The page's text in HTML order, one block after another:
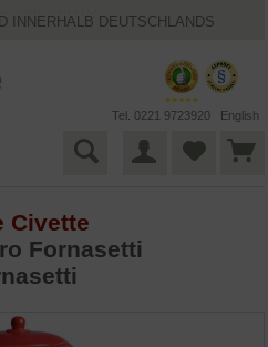
INNERHALB DEUTSCHLANDS
GARANTIE
Tel. 0221 9723920 English
Civette
Fornasetti